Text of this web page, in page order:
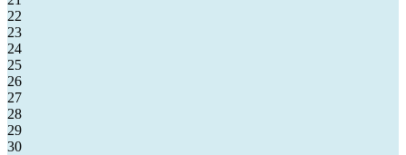
22
23
24
25
26
27
28
29
30